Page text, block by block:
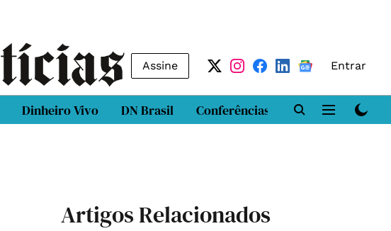
Assine Entrar
Dinheiro Vivo DN Brasil Conferências DN LAB
Artigos Relacionados